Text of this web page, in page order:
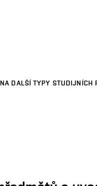
DALŠÍ TYPY STUDIJNÍCH